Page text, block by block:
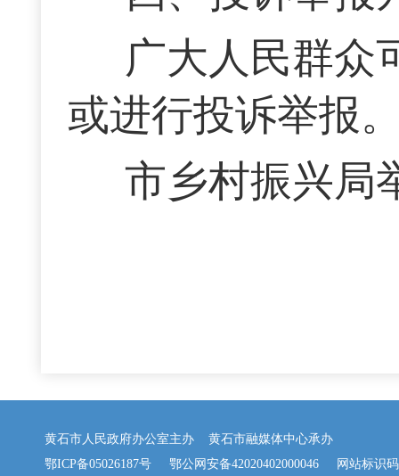
广大人民群众
或进行投诉举报
市乡村振兴局
黄石市人民政府办公室主办 黄石市融媒体中心承办
鄂ICP备05026187号
鄂公网安备42020402000046 网站标识码